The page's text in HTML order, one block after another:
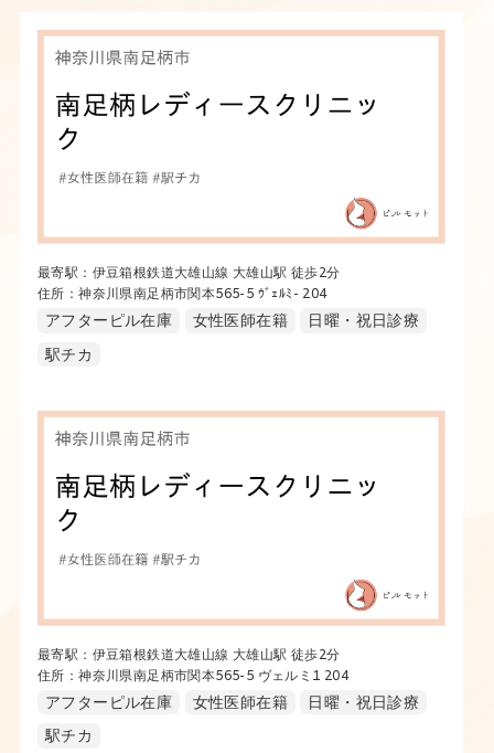
最寄駅：伊豆箱根鉄道大雄山線 大雄山駅 徒歩2分
住所：神奈川県南足柄市関本565-5 ｳﾞｪﾙﾐ- 204
アフターピル在庫 女性医師在籍
日曜・祝日診療
駅チカ
最寄駅：伊豆箱根鉄道大雄山線 大雄山駅 徒歩2分
住所：神奈川県南足柄市関本565-5 ヴェルミ1 204
アフターピル在庫 女性医師在籍
日曜・祝日診療
駅チカ